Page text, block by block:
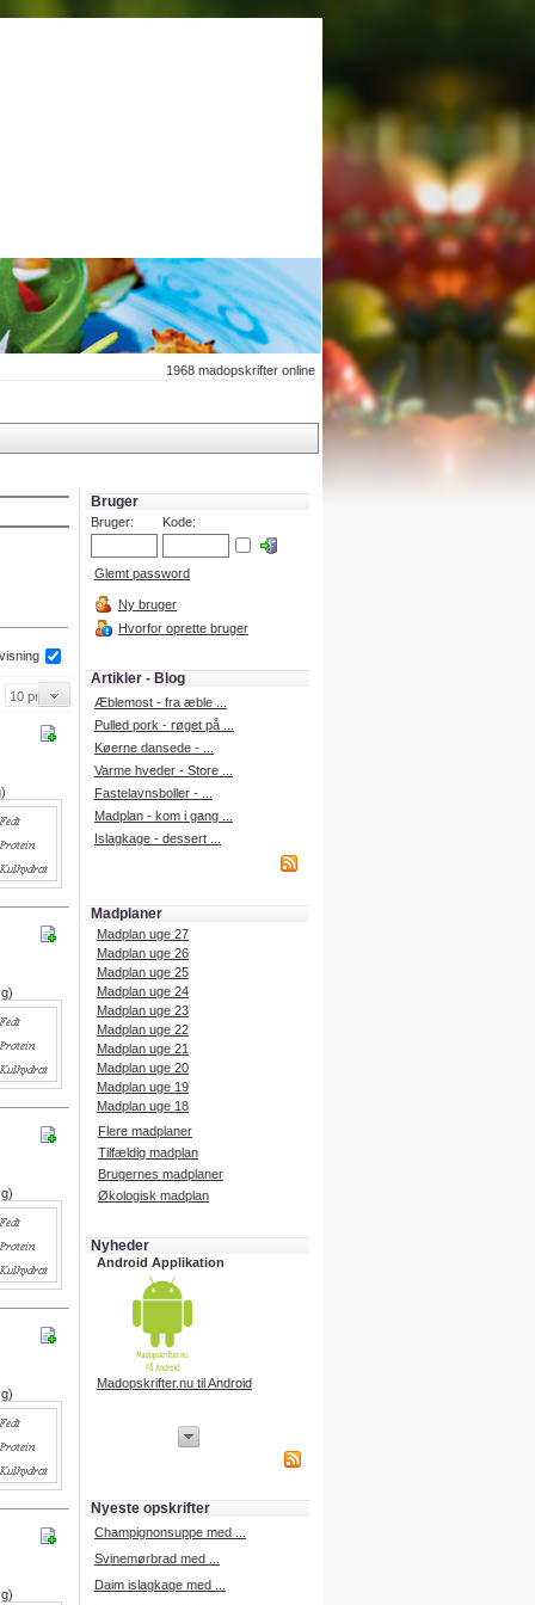
1968 madopskrifter online
Bruger
Bruger: Kode:
Glemt password
Ny bruger
Hvorfor oprette bruger
Artikler - Blog
Æblemost - fra æble ...
Pulled pork - røget på ...
Køerne dansede - ...
Varme hveder - Store ...
Fastelavnsboller - ...
Madplan - kom i gang ...
Islagkage - dessert ...
Madplaner
Madplan uge 27
Madplan uge 26
Madplan uge 25
Madplan uge 24
Madplan uge 23
Madplan uge 22
Madplan uge 21
Madplan uge 20
Madplan uge 19
Madplan uge 18
Flere madplaner
Tilfældig madplan
Brugernes madplaner
Økologisk madplan
Nyheder
Android Applikation
Madopskrifter.nu til Android
iPhone udvikling
Nyeste opskrifter
Champignonsuppe med ...
Svinemørbrad med ...
Daim islagkage med ...